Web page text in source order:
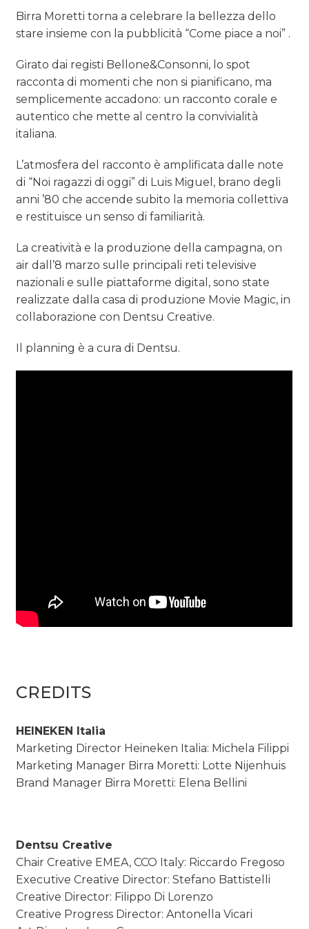
Birra Moretti torna a celebrare la bellezza dello
stare insieme con la pubblicità “Come piace a noi” .
Girato dai registi Bellone&Consonni, lo spot
racconta di momenti che non si pianificano, ma
semplicemente accadono: un racconto corale e
autentico che mette al centro la convivialità
italiana.
L’atmosfera del racconto è amplificata dalle note
di “Noi ragazzi di oggi” di Luis Miguel, brano degli
anni ’80 che accende subito la memoria collettiva
e restituisce un senso di familiarità.
La creatività e la produzione della campagna, on
air dall’8 marzo sulle principali reti televisive
nazionali e sulle piattaforme digital, sono state
realizzate dalla casa di produzione Movie Magic, in
collaborazione con Dentsu Creative.
Il planning è a cura di Dentsu.
CREDITS
HEINEKEN Italia
Marketing Director Heineken Italia: Michela Filippi
Marketing Manager Birra Moretti: Lotte Nijenhuis
Brand Manager Birra Moretti: Elena Bellini
Dentsu Creative
Chair Creative EMEA, CCO Italy: Riccardo Fregoso
Executive Creative Director: Stefano Battistelli
Creative Director: Filippo Di Lorenzo
Creative Progress Director: Antonella Vicari